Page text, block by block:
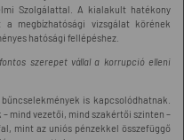
Szolgálattal. A kialakult hatékony
megbízhatósági vizsgálat körének
hatósági fellépéshez.
szerepet vállal a korrupció elleni
is kapcsolódhatnak.
mind vezetői, mind szakértői szinten –
mint az uniós pénzekkel összefüggő